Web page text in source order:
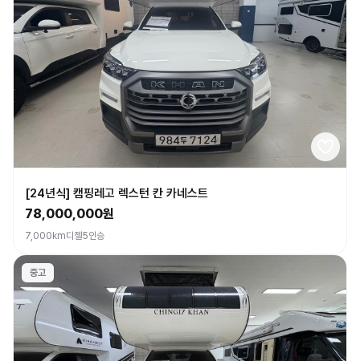
[24년식] 캠핑레고 렉스턴 칸 카네스트
78,000,000원
7,000km디젤5인승
중고